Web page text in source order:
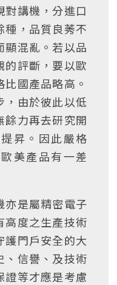
對講機，分進口
種，品質良莠不
顯混亂。若以品
的評斷，要以歐
國產品略高。
，由於彼此以低
餘力再去研究開
昇。因此嚴格
美產品有一差
亦是屬精密電子
高度之生產技術
護門戶安全的大
、信譽、及技術
證等才應是考慮